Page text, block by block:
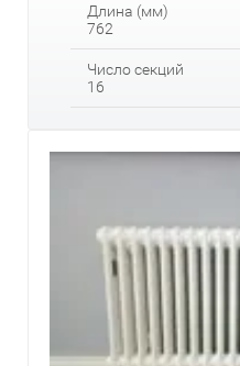
Длина (мм)
762
Число секций
16